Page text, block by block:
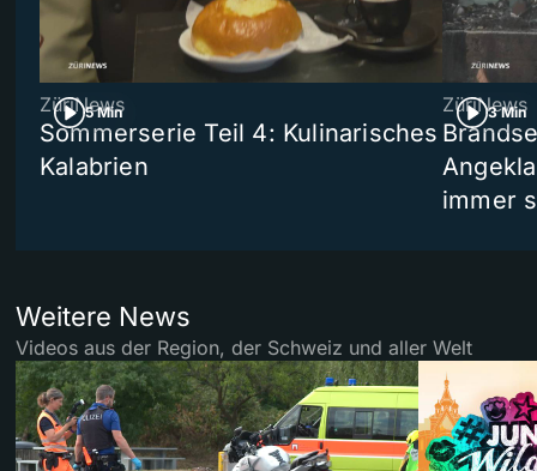
5 Min
ZüriNews
Sommerserie Teil 4: Kulinarisches
Kalabrien
3 Min
ZüriNews
immer
Weitere News
Videos aus der Region, der Schweiz und aller Welt